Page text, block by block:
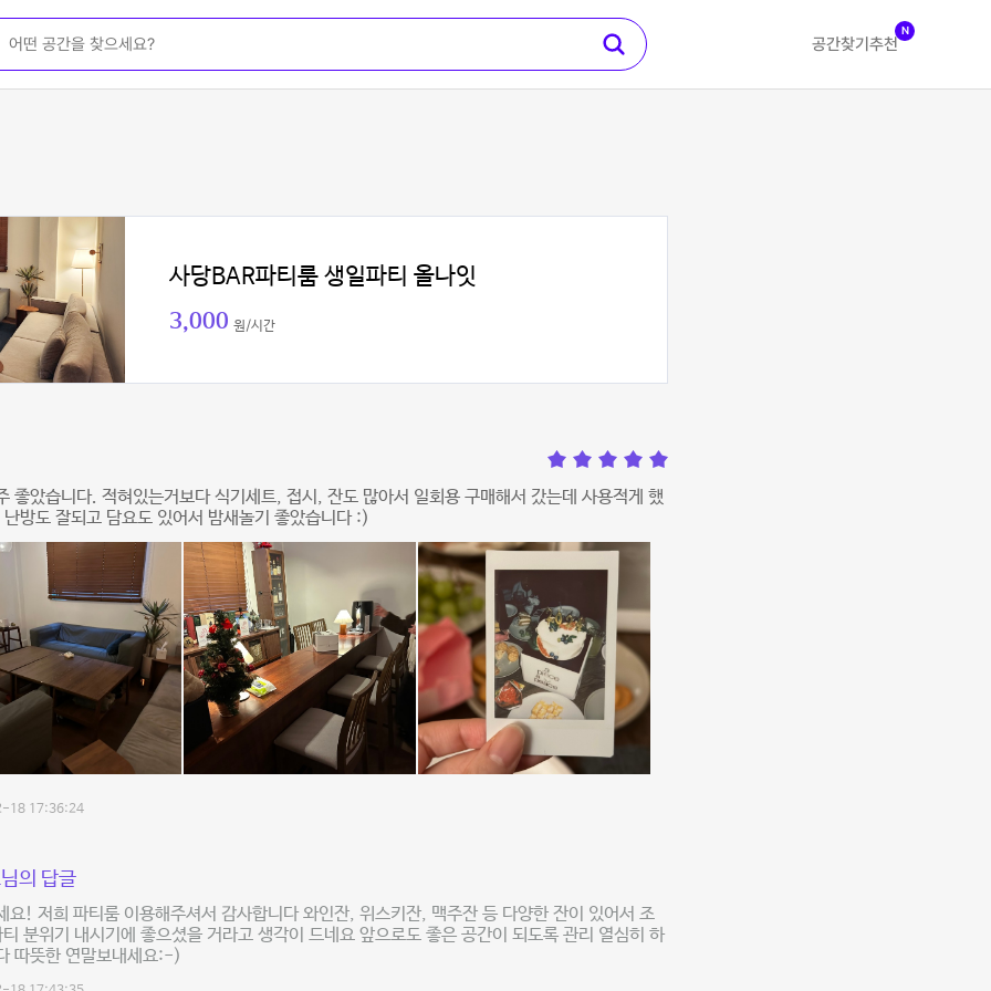
공간찾기 추천
N
사당BAR파티룸 생일파티 올나잇
3,000 원/시간
좋았습니다. 적혀있는거보다 식기세트, 접시, 잔도 많아서 일회용 구매해서 갔는데 사용적게 했
방도 잘되고 담요도 있어서 밤새놀기 좋았습니다 :)
18 17:36:24
의 답글
요! 저희 파티룸 이용해주셔서 감사합니다 와인잔, 위스키잔, 맥주잔 등 다양한 잔이 있어서 조
분위기 내시기에 좋으셨을 거라고 생각이 드네요 앞으로도 좋은 공간이 되도록 관리 열심히 하
따뜻한 연말보내세요:-)